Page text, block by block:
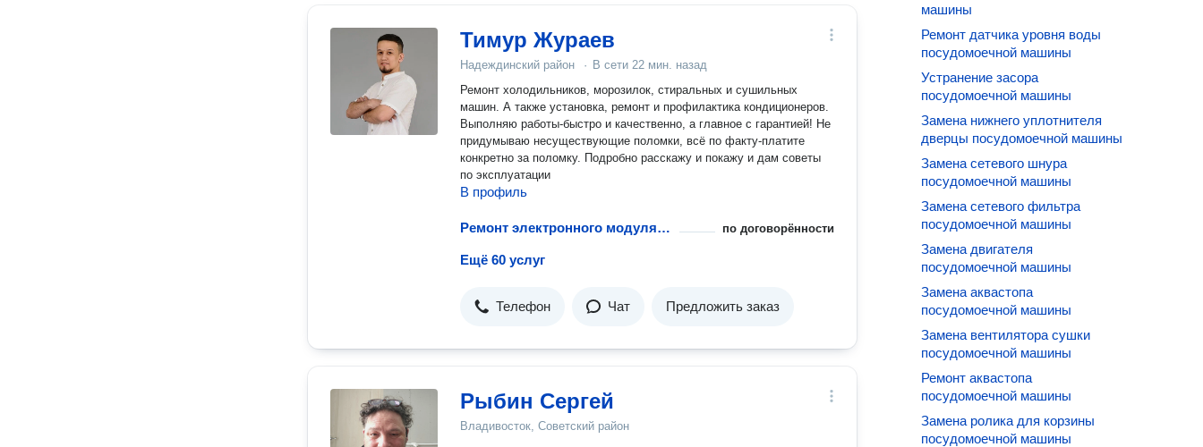
Тимур Жураев
Надеждинский район · В сети 22 мин. назад
Ремонт холодильников, морозилок, стиральных и сушильных
машин. А также установка, ремонт и профилактика кондиционеров.
Выполняю работы-быстро и качественно, а главное с гарантией! Не
придумываю несуществующие поломки, всё по факту-платите
конкретно за поломку. Подробно расскажу и покажу и дам советы
по эксплуатации
В профиль
Ремонт электронного модуля управления посудомоечной машины по договорённости
Ещё 60 услуг
Телефон Чат Предложить заказ
Рыбин Сергей
Владивосток, Советский район
машины
Ремонт датчика уровня воды
посудомоечной машины
Устранение засора
посудомоечной машины
Замена нижнего уплотнителя
дверцы посудомоечной машины
Замена сетевого шнура
посудомоечной машины
Замена сетевого фильтра
посудомоечной машины
Замена двигателя
посудомоечной машины
Замена аквастопа
посудомоечной машины
Замена вентилятора сушки
посудомоечной машины
Ремонт аквастопа
посудомоечной машины
Замена ролика для корзины
посудомоечной машины